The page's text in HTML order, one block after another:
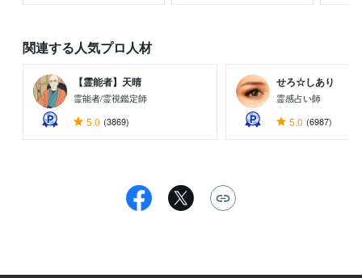
関連する人気プロ人材
【霊能者】天晴
霊能者/霊視鑑定師
5.0 (3869)
せろ☆しあり
霊感占い師
5.0 (6987)